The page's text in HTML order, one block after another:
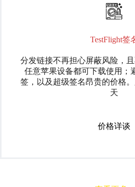
TestFlight签
分发链接不再担心屏蔽风险，
任意苹果设备都可下载使用；
签，以及超级签名昂贵的价格
天
价格详谈